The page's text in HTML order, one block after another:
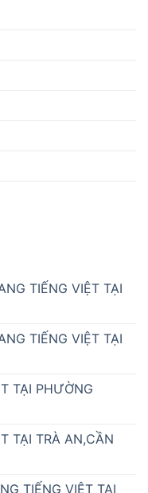
TIẾNG VIỆT TẠI
TIẾNG VIỆT TẠI
TẠI PHƯỜNG
TẠI TRÀ AN,CẦN
TIẾNG VIỆT TẠI